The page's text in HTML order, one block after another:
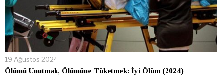
19 Ağustos 2024
Ölümü Unutmak, Ölümüne Tüketmek: İyi Ölüm (2024)